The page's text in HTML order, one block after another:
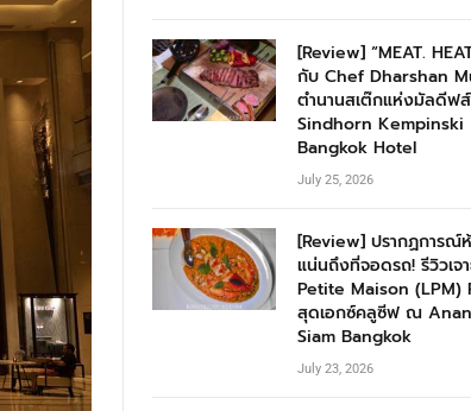
[Review] “MEAT.
กับ Chef Dharshan
ตำนานสเต๊กแห่งมัลดีฟ
Sindhorn Kempinski
Bangkok Hotel
July 25, 2026
[Review] ปรากฏการณ์
แน่นถึงที่จอดรถ! รีวิวเจ
Petite Maison (LPM)
สุดเอกซ์คลูซีฟ ณ
Siam Bangkok
July 23, 2026